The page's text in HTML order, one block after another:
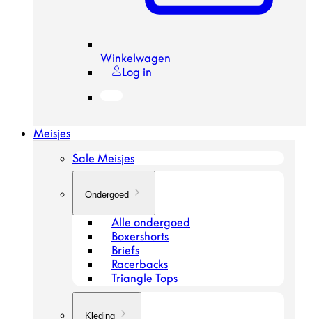
Winkelwagen
Log in
Meisjes
Sale Meisjes
Ondergoed
Alle ondergoed
Boxershorts
Briefs
Racerbacks
Triangle Tops
Kleding